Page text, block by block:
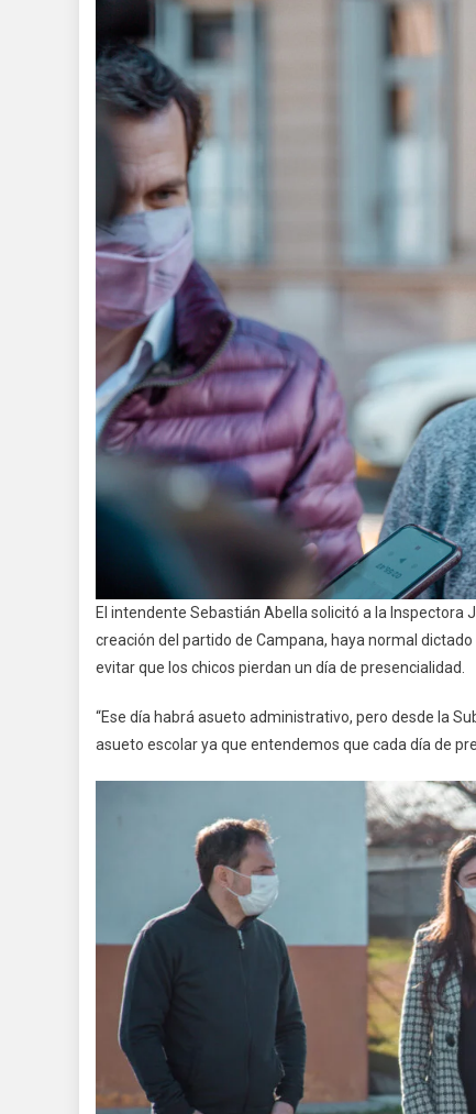
El intendente Sebastián Abella solicitó a la Inspectora
creación del partido de Campana, haya normal
evitar que los chicos pierdan un día de presencialidad.
“Ese día habrá asueto administrativo, pero desde la
asueto escolar ya que entendemos que cada día de